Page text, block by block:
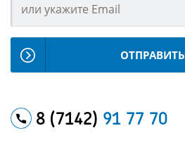
8 (7142) 91 77 70